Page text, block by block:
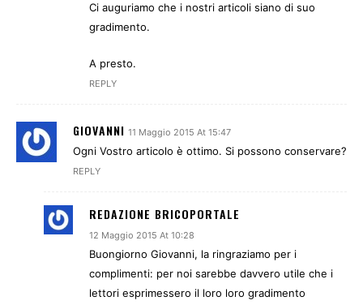
Ci auguriamo che i nostri articoli siano di suo
gradimento.
A presto.
REPLY
GIOVANNI 11 Maggio 2015 At 15:47
Ogni Vostro articolo è ottimo. Si possono conservare?
REPLY
REDAZIONE BRICOPORTALE
12 Maggio 2015 At 10:28
Buongiorno Giovanni, la ringraziamo per i
complimenti: per noi sarebbe davvero utile che i
lettori esprimessero il loro loro gradimento